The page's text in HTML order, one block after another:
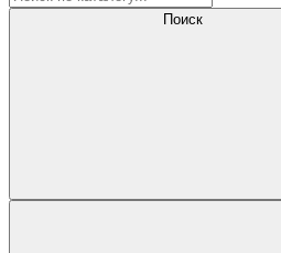
Поиск